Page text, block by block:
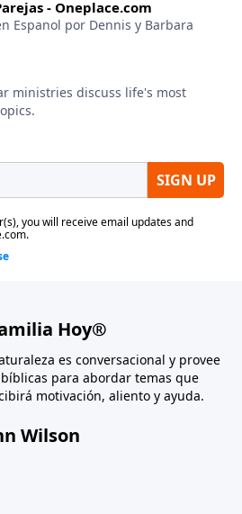
Hoy®
es conversacional y provee
para abordar temas que
motivación, aliento y ayuda.
Wilson